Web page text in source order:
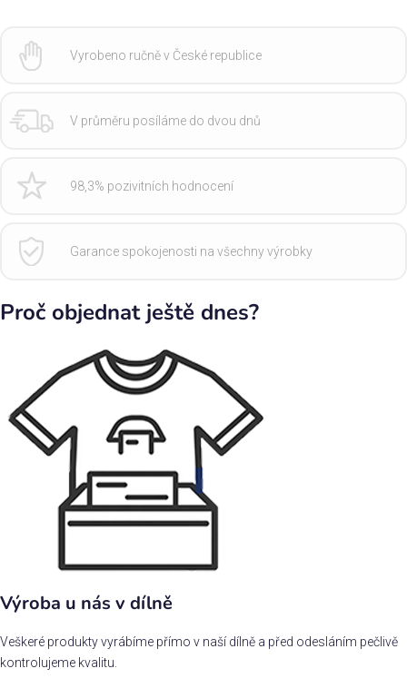
Vyrobeno ručně v České republice
V průměru posíláme do dvou dnů
98,3% pozivitních hodnocení
Garance spokojenosti na všechny výrobky
Proč objednat ještě dnes?
Výroba u nás v dílně
Veškeré produkty vyrábíme přímo v naší dílně a před odesláním pečlivě
kontrolujeme kvalitu.